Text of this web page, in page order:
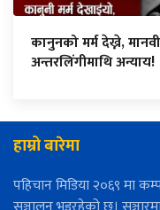
कानुनको मर्म देख्ने,
अन्तरलिंगीमाथि अन्याय!
हाम्रो बारेमा
पहिचान मिडिया २०६९ मा